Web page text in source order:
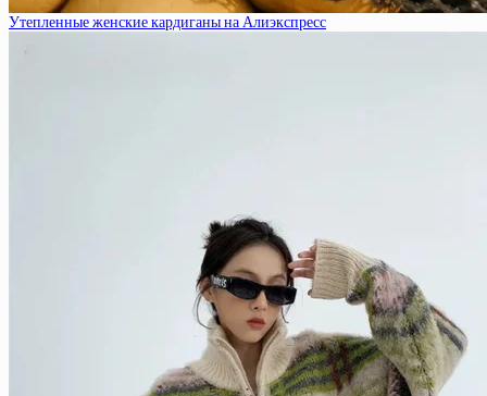
Утепленные женские кардиганы на Алиэкспресс